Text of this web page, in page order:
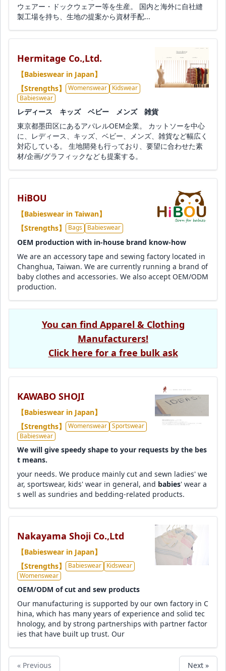
ウェアー・ドックウェアー等を生産。 国内と海外に自社縫
製工場を持ち、生地の提案から資材手配...
Hermitage Co.,Ltd.
【Babieswear in Japan】
【Strengths】
Womenswear
Kidswear
Babieswear
レディース キッズ ベビー メンズ 雑貨
東京都墨田区にあるアパレルOEM企業。 カットソーを中心
に、レディース、キッズ、ベビー、メンズ、雑貨など幅広く
対応している。 生地開発も行っており、要望に合わせた素
材/企画/グラフィックなども提案する。
HiBOU
【Babieswear in Taiwan】
【Strengths】
Bags Babieswear
OEM production with in-house brand know-how
We are an accessory tape and sewing factory located in
Changhua, Taiwan. We are currently running a brand of
baby clothes and accessories. We also accept OEM/ODM
production.
You can find Apparel & Clothing
Manufacturers!
Click here for a free bulk ask
KAWABO SHOJI
【Babieswear in Japan】
【Strengths】
Womenswear Sportswear
Babieswear
We will give speedy shape to your requests by the bes
t means.
your needs. We produce mainly cut and sewn ladies' we
ar, sportswear, kids' wear in general, and babies' wear a
s well as sundries and bedding-related products.
Nakayama Shoji Co.,Ltd
【Babieswear in Japan】
【Strengths】
Babieswear
Kidswear
Womenswear
OEM/ODM of cut and sew products
Our manufacturing is supported by our own factory in C
hina, which has many years of experience and solid tec
hnology, and by strong partnerships with partner factor
ies that have built up trust. Our
« Previous Next »